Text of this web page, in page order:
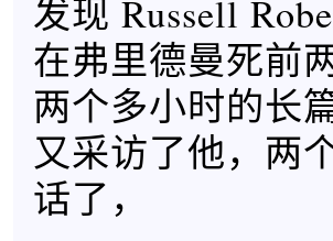
发现 Russell
在弗里德曼死前
两个多小时的长
又采访了他，两
话了，